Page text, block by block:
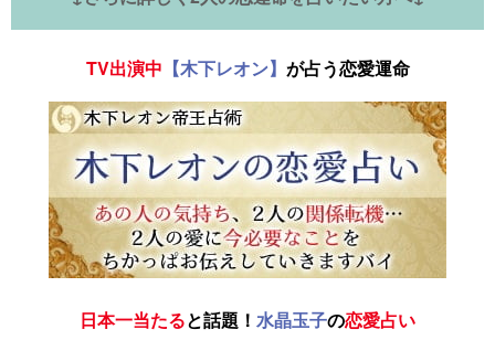
TV出演中 【木下レオン】 が占う恋愛運命
日本一当たると話題！ 水晶玉子の恋愛占い